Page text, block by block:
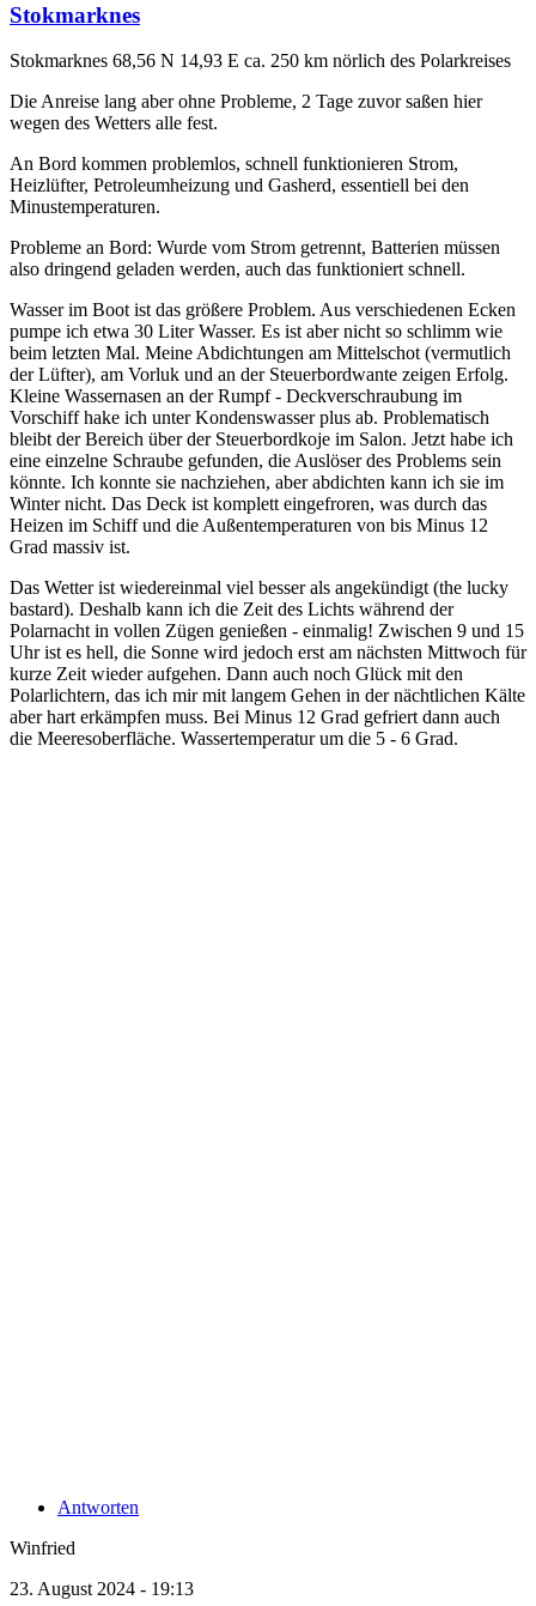
Stokmarknes
Stokmarknes 68,56 N 14,93 E ca. 250 km nörlich des Polarkreises
Die Anreise lang aber ohne Probleme, 2 Tage zuvor saßen hier
wegen des Wetters alle fest.
An Bord kommen problemlos, schnell funktionieren Strom,
Heizlüfter, Petroleumheizung und Gasherd, essentiell bei den
Minustemperaturen.
Probleme an Bord: Wurde vom Strom getrennt, Batterien müssen
also dringend geladen werden, auch das funktioniert schnell.
Wasser im Boot ist das größere Problem. Aus verschiedenen Ecken
pumpe ich etwa 30 Liter Wasser. Es ist aber nicht so schlimm wie
beim letzten Mal. Meine Abdichtungen am Mittelschot (vermutlich
der Lüfter), am Vorluk und an der Steuerbordwante zeigen Erfolg.
Kleine Wassernasen an der Rumpf - Deckverschraubung im
Vorschiff hake ich unter Kondenswasser plus ab. Problematisch
bleibt der Bereich über der Steuerbordkoje im Salon. Jetzt habe ich
eine einzelne Schraube gefunden, die Auslöser des Problems sein
könnte. Ich konnte sie nachziehen, aber abdichten kann ich sie im
Winter nicht. Das Deck ist komplett eingefroren, was durch das
Heizen im Schiff und die Außentemperaturen von bis Minus 12
Grad massiv ist.
Das Wetter ist wiedereinmal viel besser als angekündigt (the lucky
bastard). Deshalb kann ich die Zeit des Lichts während der
Polarnacht in vollen Zügen genießen - einmalig! Zwischen 9 und 15
Uhr ist es hell, die Sonne wird jedoch erst am nächsten Mittwoch für
kurze Zeit wieder aufgehen. Dann auch noch Glück mit den
Polarlichtern, das ich mir mit langem Gehen in der nächtlichen Kälte
aber hart erkämpfen muss. Bei Minus 12 Grad gefriert dann auch
die Meeresoberfläche. Wassertemperatur um die 5 - 6 Grad.
Antworten
Winfried
23. August 2024 - 19:13